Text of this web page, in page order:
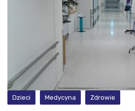
Dzieci Medycyna Zdrowie